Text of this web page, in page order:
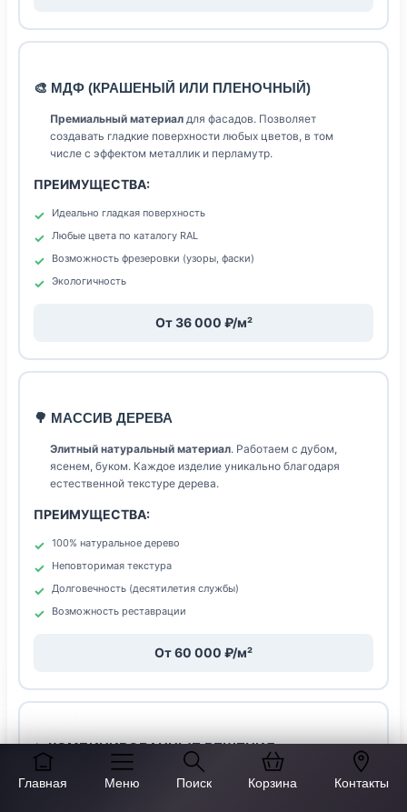
Главная Меню Поиск Корзина Контакты
🎨 МДФ (КРАШЕНЫЙ ИЛИ ПЛЕНОЧНЫЙ)
Премиальный материал для фасадов. Позволяет
создавать гладкие поверхности любых цветов, в том
числе с эффектом металлик и перламутр.
ПРЕИМУЩЕСТВА:
Идеально гладкая поверхность
Любые цвета по каталогу RAL
Возможность фрезеровки (узоры, фаски)
Экологичность
От 36 000 ₽/м²
🌳 МАССИВ ДЕРЕВА
Элитный натуральный материал. Работаем с дубом,
ясенем, буком. Каждое изделие уникально благодаря
естественной текстуре дерева.
ПРЕИМУЩЕСТВА:
100% натуральное дерево
Неповторимая текстура
Долговечность (десятилетия службы)
Возможность реставрации
От 60 000 ₽/м²
✨ КОМБИНИРОВАННЫЕ РЕШЕНИЯ
Оптимальный подход
— корпус из ЛДСП, фасады из